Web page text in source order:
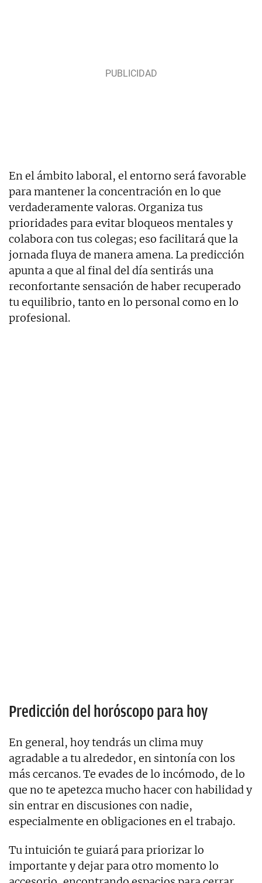
En el ámbito laboral, el entorno será favorable
para mantener la concentración en lo que
verdaderamente valoras. Organiza tus
prioridades para evitar bloqueos mentales y
colabora con tus colegas; eso facilitará que la
jornada fluya de manera amena. La predicción
apunta a que al final del día sentirás una
reconfortante sensación de haber recuperado
tu equilibrio, tanto en lo personal como en lo
profesional.
Predicción del horóscopo para hoy
En general, hoy tendrás un clima muy
agradable a tu alrededor, en sintonía con los
más cercanos. Te evades de lo incómodo, de lo
que no te apetezca mucho hacer con habilidad y
sin entrar en discusiones con nadie,
especialmente en obligaciones en el trabajo.
Tu intuición te guiará para priorizar lo
importante y dejar para otro momento lo